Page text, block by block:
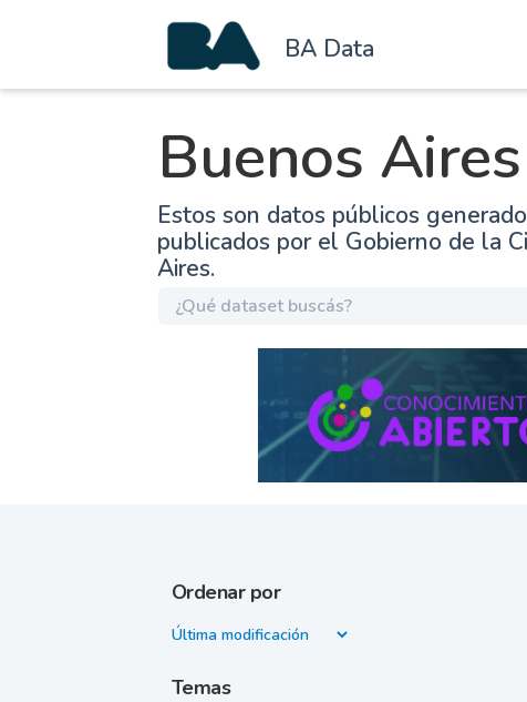
BA Data
Buenos
Estos son datos públicos
publicados por el Gobierno de la
Aires.
Ordenar por
Temas